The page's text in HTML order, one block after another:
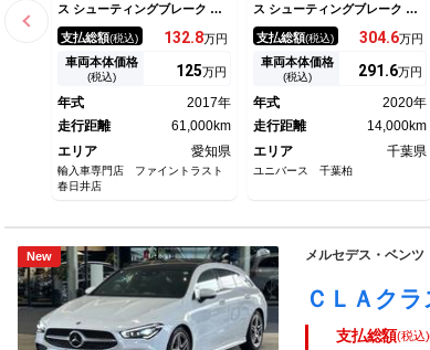
ス シューティングブレーク Ｃ
ＬＡ１８０ シューティングブ
レーク ＡＭＧスタイル レー
ダーセーフティパッケージ ア
ダプティブクルーズコントロー
付 ＰＲＥ－ＳＡＦＥ ハーフ
レザーシート 禁煙車 シート
ックカメラ フルセグＴＶ
支払総額(税込) 132.8万円
車両本体価格
(税込) 125万円
年式
2017年
走行距離
61,000km
エリア
愛知県
輸入車専門店 ファイントラスト
春日井店
ス シューティングブレーク Ｃ
ＬＡ１８０ シューティングブ
レーク ＡＭＧライン １オー
ナー パノラマサンルーフ ア
ドバンスドＰＫＧ レーダーセ
ンＰＫＧ キーレスゴー シー
トヒーター パワーシート パ
シスト ＥＴＣ 禁煙車
支払総額(税込) 304.6万円
車両本体価格
(税込) 291.6万円
年式
2020年
走行距離
14,000km
エリア
千葉県
ユニバース 千葉柏
New メルセデス・ベンツ
支払総額(税込